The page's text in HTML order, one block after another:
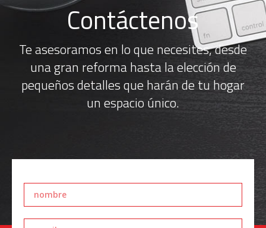
Contáctenos
Te asesoramos en lo que necesites, desde
una gran reforma hasta la elección de
pequeños detalles que harán de tu hogar
un espacio único.